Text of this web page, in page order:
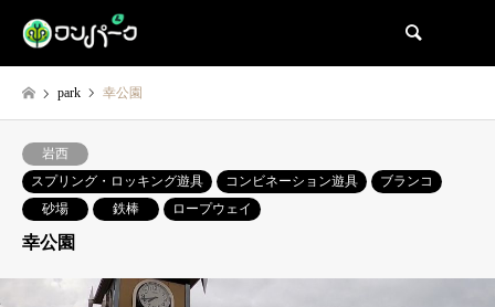
park 幸公園
岩西
スプリング・ロッキング遊具
コンビネーション遊具
ブランコ
砂場
鉄棒 ロープウェイ
幸公園